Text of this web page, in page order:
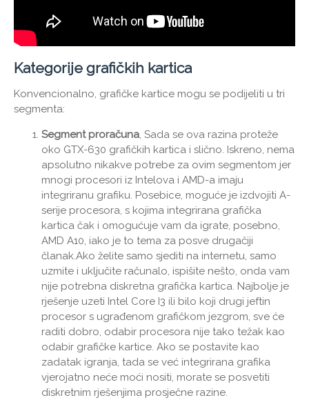
Kategorije grafičkih kartica
Konvencionalno, grafičke kartice mogu se podijeliti u tri
segmenta:
Segment proračuna, Sada se ova razina proteže
oko GTX-630 grafičkih kartica i slično. Iskreno, nema
apsolutno nikakve potrebe za ovim segmentom jer
mnogi procesori iz Intelova i AMD-a imaju
integriranu grafiku. Posebice, moguće je izdvojiti A-
serije procesora, s kojima integrirana grafička
kartica čak i omogućuje vam da igrate, posebno,
AMD A10, iako je to tema za posve drugačiji
članak.Ako želite samo sjediti na internetu, samo
uzmite i uključite računalo, ispišite nešto, onda vam
nije potrebna diskretna grafička kartica. Najbolje je
rješenje uzeti Intel Core I3 ili bilo koji drugi jeftin
procesor s ugrađenom grafičkom jezgrom, sve će
raditi dobro, odabir procesora nije tako težak kao
odabir grafičke kartice. Ako se postavite kao
zadatak igranja, tada se već integrirana grafika
vjerojatno neće moći nositi, morate se posvetiti
diskretnim rješenjima prosječne razine.